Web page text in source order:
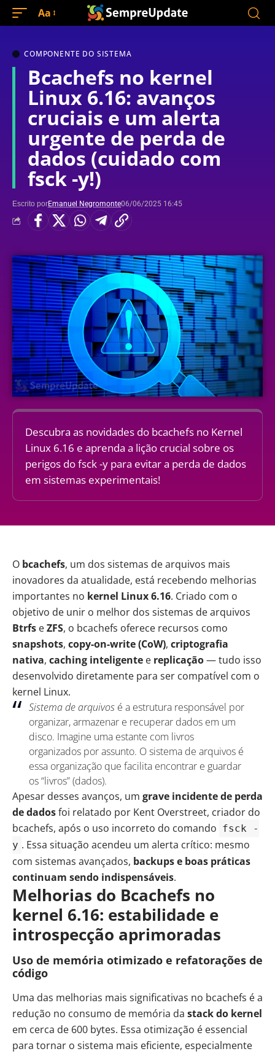
Aa
COMPONENTE DO SISTEMA
Bcachefs no kernel
Linux 6.16: avanços
cruciais e um alerta
urgente de perda de
dados (cuidado com
fsck -y!)
Escrito porEmanuel Negromonte06/06/2025 16:45
Descubra as novidades do bcachefs no Kernel
Linux 6.16 e aprenda a lição crucial sobre os
perigos do fsck -y para evitar a perda de dados
em sistemas experimentais!
O bcachefs, um dos sistemas de arquivos mais
inovadores da atualidade, está recebendo melhorias
importantes no kernel Linux 6.16. Criado com o
objetivo de unir o melhor dos sistemas de arquivos
Btrfs eZFS, o bcachefs oferece recursos como
snapshots, copy-on-write (CoW), criptografia
nativa, caching inteligente e replicação— tudo isso
desenvolvido diretamente para ser compatível com o
kernel Linux.
Sistema de arquivos é a estrutura responsável por
organizar, armazenar e recuperar dados em um
disco. Imagine uma estante com livros
organizados por assunto. O sistema de arquivos é
essa organização que facilita encontrar e guardar
os “livros” (dados).
Apesar desses avanços, um grave incidente de perda
de dadosfoi relatado por Kent Overstreet, criador do
bcachefs, após o uso incorreto do comando fsck -
y . Essa situação acendeu um alerta crítico: mesmo
com sistemas avançados, backups e boas práticas
continuam sendo indispensáveis.
Melhorias do Bcachefs no
kernel 6.16: estabilidade e
introspecção aprimoradas
Uso de memória otimizado e refatorações de
código
Uma das melhorias mais significativas no bcachefs é a
redução no consumo de memória da stack do kernel
em cerca de 600 bytes. Essa otimização é essencial
para tornar o sistema mais eficiente, especialmente